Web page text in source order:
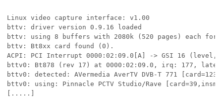
Linux video capture interface: v1.00
bttv: driver version 0.9.16 loaded
bttv: using 8 buffers with 2080k (520 pages) each for
bttv: Bt8xx card found (0).
ACPI: PCI Interrupt 0000:02:09.0[A] -> GSI 16 (level,
bttv0: Bt878 (rev 17) at 0000:02:09.0, irq: 177,
bttv0: detected: AVermedia AverTV DVB-T 771
bttv0: using: Pinnacle PCTV Studio/Rave